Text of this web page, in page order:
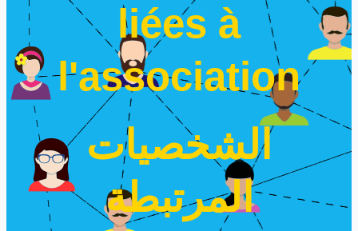
liées à
l'association
الشخصيات
المرتبطة